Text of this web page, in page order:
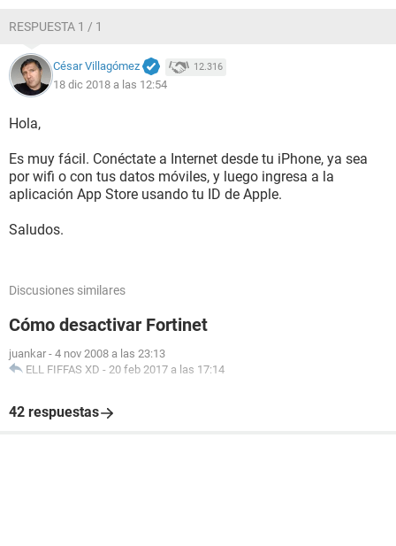
RESPUESTA 1 / 1
César Villagómez 12.316
18 dic 2018 a las 12:54
Hola,
Es muy fácil. Conéctate a Internet desde tu iPhone, ya sea
por wifi o con tus datos móviles, y luego ingresa a la
aplicación App Store usando tu ID de Apple.
Saludos.
Discusiones similares
Cómo desactivar Fortinet
juankar - 4 nov 2008 a las 23:13
ELL FIFFAS XD - 20 feb 2017 a las 17:14
42 respuestas